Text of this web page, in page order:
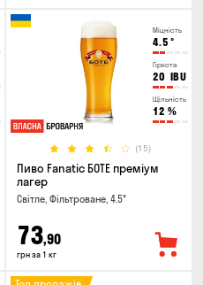
Міцність
4.5 °
Гіркота
20 IBU
Щільність
12 %
(15)
Пиво Fanatic БОТЕ преміум
лагер
Світле, Фільтроване, 4.5°
73,90
грн за 1 кг